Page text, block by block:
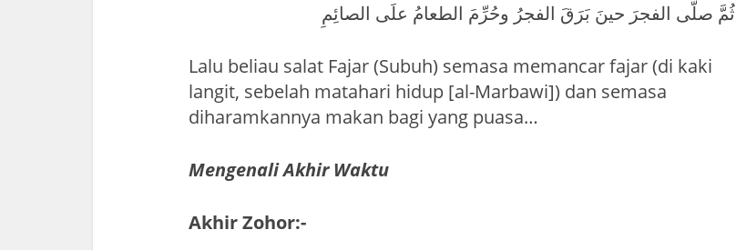
ثُمَّ صلَّى الفجرَ حينَ بَرَقَ الفجرُ وحُرِّمَ الطعامُ علَى الصائِمِ
Lalu beliau salat Fajar (Subuh) semasa memancar fajar (di kaki
langit, sebelah matahari hidup [al-Marbawi]) dan semasa
diharamkannya makan bagi yang puasa…
Mengenali Akhir Waktu
Akhir Zohor:-